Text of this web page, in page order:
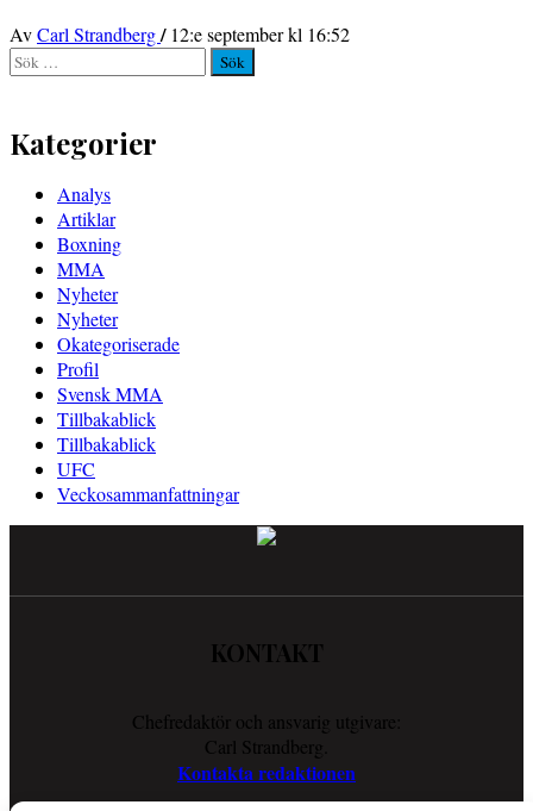
AvCarl Strandberg/ 12:e september kl 16:52
Sök
efter:
Kategorier
Analys
Artiklar
Boxning
MMA
Nyheter
Nyheter
Okategoriserade
Profil
Svensk MMA
Tillbakablick
Tillbakablick
UFC
Veckosammanfattningar
KONTAKT
Chefredaktör och ansvarig utgivare:
Carl Strandberg.
Kontakta redaktionen